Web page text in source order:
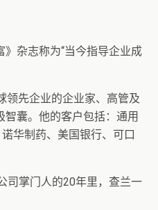
杂志称为“当今指导企业成
领先企业的企业家、高管及
囊。他的客户包括：通用
华制药、美国银行、可口
司掌门人的20年里，查兰一